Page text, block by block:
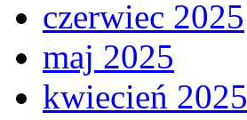
czerwiec 2025
maj 2025
kwiecień 2025